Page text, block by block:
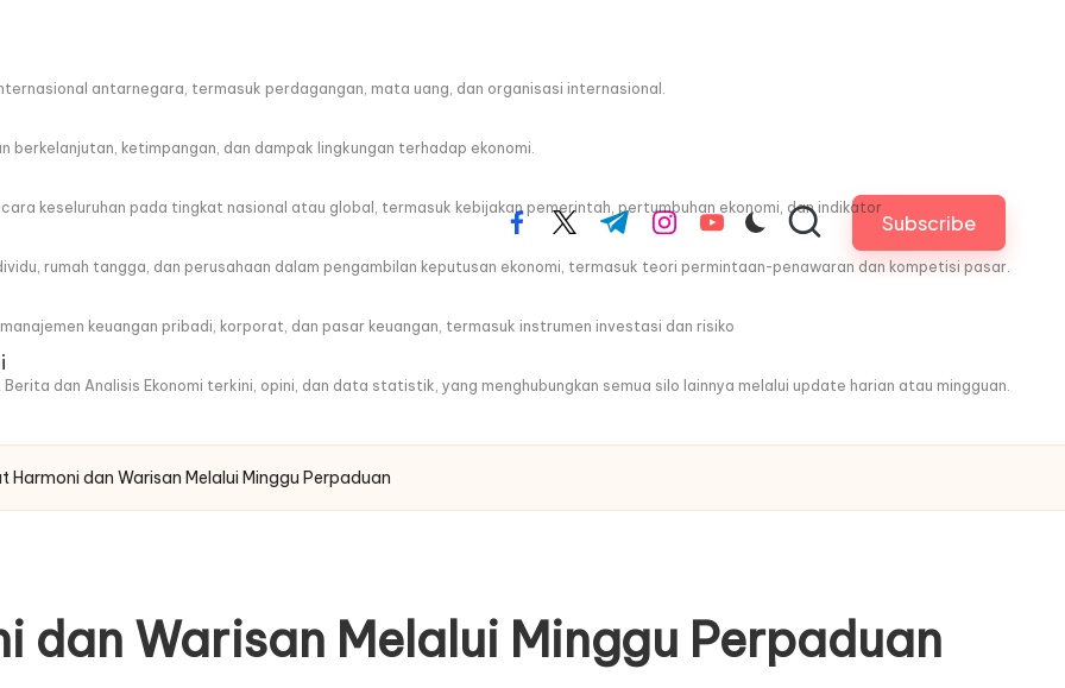
antarnegara, termasuk perdagangan, mata uang, dan organisasi internasional.
berkelanjutan, ketimpangan, dan dampak lingkungan terhadap ekonomi.
keseluruhan pada tingkat nasional atau global, termasuk kebijakan pemerintah, pertumbuhan ekonomi, dan indikator
rumah tangga, dan perusahaan dalam pengambilan keputusan ekonomi, termasuk teori permintaan-penawaran dan kompetisi pasar.
keuangan pribadi, korporat, dan pasar keuangan, termasuk instrumen investasi dan risiko
dan Analisis Ekonomi terkini, opini, dan data statistik, yang menghubungkan semua silo lainnya melalui update harian atau mingguan.
facebook.com
twitter.com
t.me instagram.com
youtube.com Subscribe
Harmoni dan Warisan Melalui Minggu Perpaduan
dan Warisan Melalui Minggu Perpaduan